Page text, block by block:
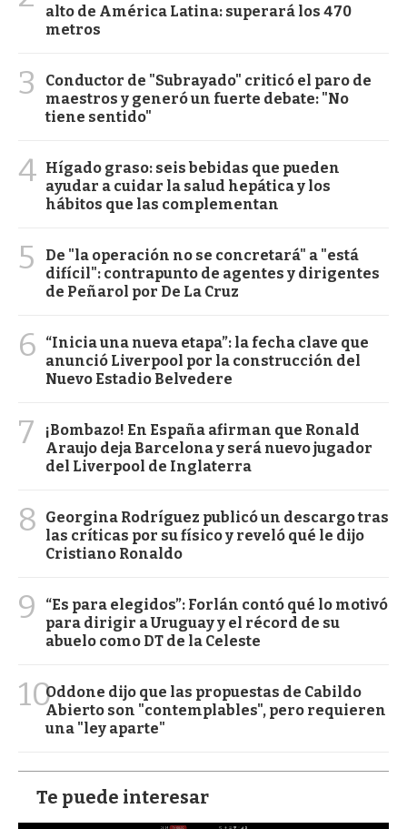
alto de América Latina: superará los 470
metros
3
Conductor de "Subrayado" criticó el paro de
maestros y generó un fuerte debate: "No
tiene sentido"
4 Hígado graso: seis bebidas que pueden
ayudar a cuidar la salud hepática y los
hábitos que las complementan
5
De "la operación no se concretará" a "está
difícil": contrapunto de agentes y dirigentes
de Peñarol por De La Cruz
6
“Inicia una nueva etapa”: la fecha clave que
anunció Liverpool por la construcción del
Nuevo Estadio Belvedere
7
¡Bombazo! En España afirman que Ronald
Araujo deja Barcelona y será nuevo jugador
del Liverpool de Inglaterra
8
Georgina Rodríguez publicó un descargo tras
las críticas por su físico y reveló qué le dijo
Cristiano Ronaldo
9
“Es para elegidos”: Forlán contó qué lo motivó
para dirigir a Uruguay y el récord de su
abuelo como DT de la Celeste
10Oddone dijo que las propuestas de Cabildo
Abierto son "contemplables", pero requieren
una "ley aparte"
Te puede interesar